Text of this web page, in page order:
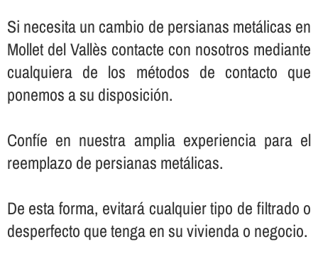
Si necesita un cambio de persianas metálicas en
Mollet del Vallès contacte con nosotros mediante
cualquiera de los métodos de contacto que
ponemos a su disposición.
Confí­e en nuestra amplia experiencia para el
reemplazo de persianas metálicas.
De esta forma, evitará cualquier tipo de filtrado o
desperfecto que tenga en su vivienda o negocio.